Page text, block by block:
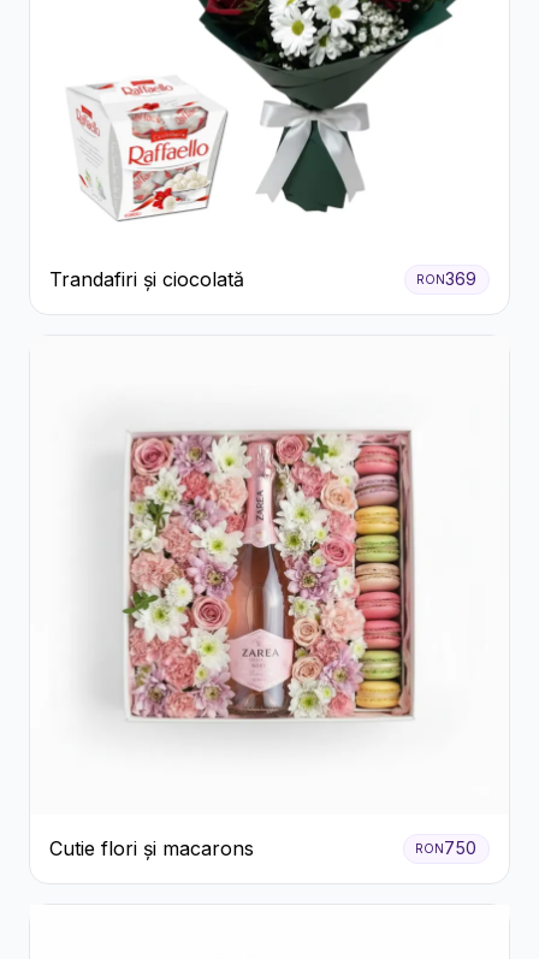
Trandafiri și ciocolată RON369
Cutie flori și macarons RON750